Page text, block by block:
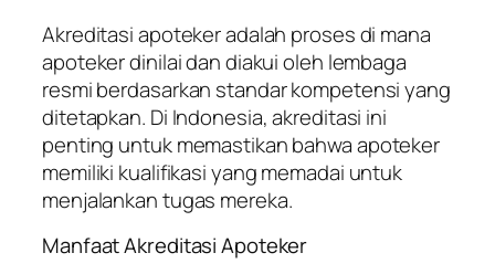
Akreditasi apoteker adalah proses di mana
apoteker dinilai dan diakui oleh lembaga
resmi berdasarkan standar kompetensi yang
ditetapkan. Di Indonesia, akreditasi ini
penting untuk memastikan bahwa apoteker
memiliki kualifikasi yang memadai untuk
menjalankan tugas mereka.
Manfaat Akreditasi Apoteker